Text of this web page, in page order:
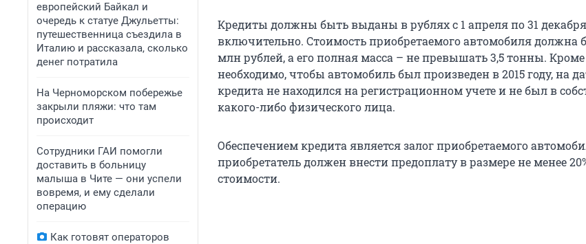
европейский Байкал и
очередь к статуе Джульетты:
путешественница съездила в
Италию и рассказала, сколько
денег потратила
На Черноморском побережье
закрыли пляжи: что там
происходит
Сотрудники ГАИ помогли
доставить в больницу
малыша в Чите — они успели
вовремя, и ему сделали
операцию
Как готовят операторов
Кредиты должны быть выданы в рублях с 1 апреля по 31 декабря
включительно. Стоимость приобретаемого автомобиля должна
млн рублей, а его полная масса – не превышать 3,5 тонны. Кроме
необходимо, чтобы автомобиль был произведен в 2015 году, на
кредита не находился на регистрационном учете и не был в
какого-либо физического лица.
Обеспечением кредита является залог приобретаемого
приобретатель должен внести предоплату в размере не менее
стоимости.